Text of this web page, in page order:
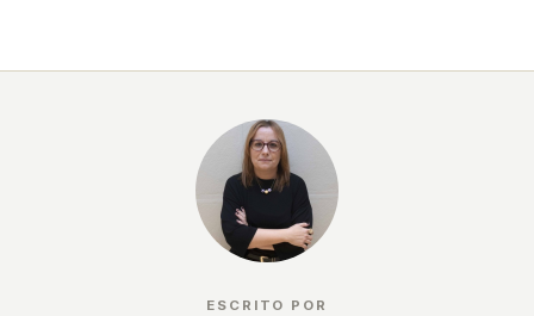
ESCRITO POR